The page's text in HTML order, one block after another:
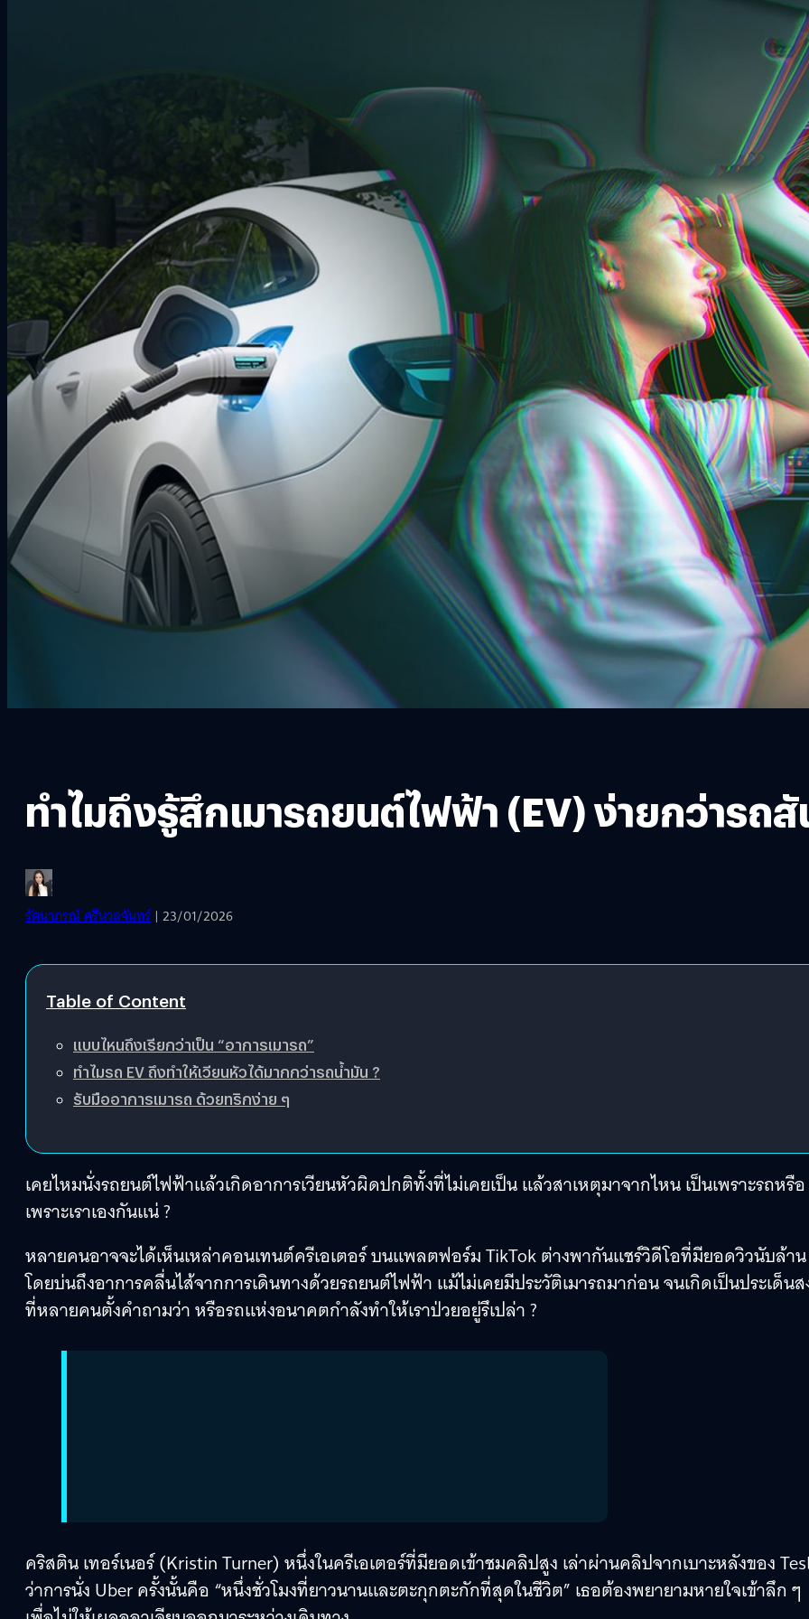
ทำไมถึงรู้สึกเมารถยนต์ไฟฟ้า (EV) ง่ายกว่ารถสั
รัตนาภรณ์ ศรีนวลจันทร์| 23/01/2026
Table of Content
แบบไหนถึงเรียกว่าเป็น “อาการเมารถ”
ทำไมรถ EV ถึงทำให้เวียนหัวได้มากกว่ารถน้ำมัน ?
รับมืออาการเมารถ ด้วยทริกง่าย ๆ
เคยไหมนั่งรถยนต์ไฟฟ้าแล้วเกิดอาการเวียนหัวผิดปกติทั้งที่ไม่เคยเป็น แล้วสาเหตุมาจากไหน เป็นเพราะรถหรือ
เพราะเราเองกันแน่ ?
หลายคนอาจจะได้เห็นเหล่าคอนเทนต์ครีเอเตอร์ บนแพลตฟอร์ม TikTok ต่างพากันแชร์วิดีโอที่มียอดวิวนับล้าน
โดยบ่นถึงอาการคลื่นไส้จากการเดินทางด้วยรถยนต์ไฟฟ้า แม้ไม่เคยมีประวัติเมารถมาก่อน จนเกิดเป็นประเด็น
ที่หลายคนตั้งคำถามว่า หรือรถแห่งอนาคตกำลังทำให้เราป่วยอยู่รึเปล่า ?
คริสติน เทอร์เนอร์ (Kristin Turner) หนึ่งในครีเอเตอร์ที่มียอดเข้าชมคลิปสูง เล่าผ่านคลิปจากเบาะหลังของ
ว่าการนั่ง Uber ครั้งนั้นคือ “หนึ่งชั่วโมงที่ยาวนานและตะกุกตะกักที่สุดในชีวิต” เธอต้องพยายามหายใจเข้าลึก ๆ